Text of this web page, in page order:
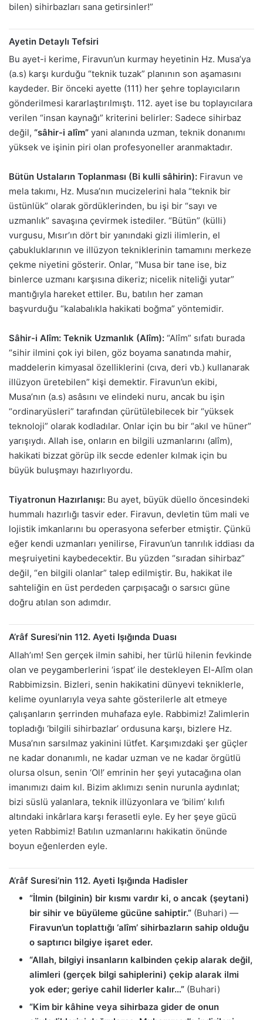
bilen) sihirbazları sana getirsinler!”
Ayetin Detaylı Tefsiri
Bu ayet-i kerime, Firavun’un kurmay heyetinin Hz. Musa’ya
(a.s) karşı kurduğu “teknik tuzak” planının son aşamasını
kaydeder. Bir önceki ayette (111) her şehre toplayıcıların
gönderilmesi kararlaştırılmıştı. 112. ayet ise bu toplayıcılara
verilen “insan kaynağı” kriterini belirler: Sadece sihirbaz
değil, “sâhir-i alîm” yani alanında uzman, teknik donanımı
yüksek ve işinin piri olan profesyoneller aranmaktadır.
Bütün Ustaların Toplanması (Bi kulli sâhirin): Firavun ve
mela takımı, Hz. Musa’nın mucizelerini hala “teknik bir
üstünlük” olarak gördüklerinden, bu işi bir “sayı ve
uzmanlık” savaşına çevirmek istediler. “Bütün” (külli)
vurgusu, Mısır’ın dört bir yanındaki gizli ilimlerin, el
çabukluklarının ve illüzyon tekniklerinin tamamını merkeze
çekme niyetini gösterir. Onlar, “Musa bir tane ise, biz
binlerce uzmanı karşısına dikeriz; nicelik niteliği yutar”
mantığıyla hareket ettiler. Bu, batılın her zaman
başvurduğu “kalabalıkla hakikati boğma” yöntemidir.
Sâhir-i Alîm: Teknik Uzmanlık (Alîm): “Alîm” sıfatı burada
“sihir ilmini çok iyi bilen, göz boyama sanatında mahir,
maddelerin kimyasal özelliklerini (cıva, deri vb.) kullanarak
illüzyon üretebilen” kişi demektir. Firavun’un ekibi,
Musa’nın (a.s) asâsını ve elindeki nuru, ancak bu işin
“ordinaryüsleri” tarafından çürütülebilecek bir “yüksek
teknoloji” olarak kodladılar. Onlar için bu bir “akıl ve hüner”
yarışıydı. Allah ise, onların en bilgili uzmanlarını (alîm),
hakikati bizzat görüp ilk secde edenler kılmak için bu
büyük buluşmayı hazırlıyordu.
Tiyatronun Hazırlanışı: Bu ayet, büyük düello öncesindeki
hummalı hazırlığı tasvir eder. Firavun, devletin tüm mali ve
lojistik imkanlarını bu operasyona seferber etmiştir. Çünkü
eğer kendi uzmanları yenilirse, Firavun’un tanrılık iddiası da
meşruiyetini kaybedecektir. Bu yüzden “sıradan sihirbaz”
değil, “en bilgili olanlar” talep edilmiştir. Bu, hakikat ile
sahteliğin en üst perdeden çarpışacağı o sarsıcı güne
doğru atılan son adımdır.
A’râf Suresi’nin 112. Ayeti Işığında Duası
Allah’ım! Sen gerçek ilmin sahibi, her türlü hilenin fevkinde
olan ve peygamberlerini ‘ispat’ ile destekleyen El-Alîm olan
Rabbimizsin. Bizleri, senin hakikatini dünyevi tekniklerle,
kelime oyunlarıyla veya sahte gösterilerle alt etmeye
çalışanların şerrinden muhafaza eyle. Rabbimiz! Zalimlerin
topladığı ‘bilgili sihirbazlar’ ordusuna karşı, bizlere Hz.
Musa’nın sarsılmaz yakinini lütfet. Karşımızdaki şer güçler
ne kadar donanımlı, ne kadar uzman ve ne kadar örgütlü
olursa olsun, senin ‘Ol!’ emrinin her şeyi yutacağına olan
imanımızı daim kıl. Bizim aklımızı senin nurunla aydınlat;
bizi süslü yalanlara, teknik illüzyonlara ve ‘bilim’ kılıfı
altındaki inkârlara karşı ferasetli eyle. Ey her şeye gücü
yeten Rabbimiz! Batılın uzmanlarını hakikatin önünde
boyun eğenlerden eyle.
A’râf Suresi’nin 112. Ayeti Işığında Hadisler
“İlmin (bilginin) bir kısmı vardır ki, o ancak (şeytani)
bir sihir ve büyüleme gücüne sahiptir.” (Buhari) —
Firavun’un toplattığı ‘alîm’ sihirbazların sahip olduğu
o saptırıcı bilgiye işaret eder.
“Allah, bilgiyi insanların kalbinden çekip alarak değil,
alimleri (gerçek bilgi sahiplerini) çekip alarak ilmi
yok eder; geriye cahil liderler kalır…” (Buhari)
“Kim bir kâhine veya sihirbaza gider de onun